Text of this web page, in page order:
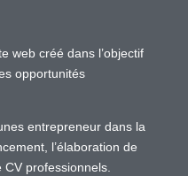
web créé dans l’objectif
opportunités
entrepreneur dans la
l’élaboration de
CV professionnels.